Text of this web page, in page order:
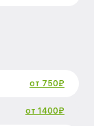
от 750₽
от 1400₽